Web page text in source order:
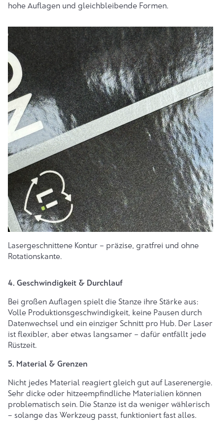
hohe Auflagen und gleichbleibende Formen.
Lasergeschnittene Kontur – präzise, gratfrei und ohne
Rotationskante.
4. Geschwindigkeit & Durchlauf
Bei großen Auflagen spielt die Stanze ihre Stärke aus:
Volle Produktionsgeschwindigkeit, keine Pausen durch
Datenwechsel und ein einziger Schnitt pro Hub. Der Laser
ist flexibler, aber etwas langsamer – dafür entfällt jede
Rüstzeit.
5. Material & Grenzen
Nicht jedes Material reagiert gleich gut auf Laserenergie.
Sehr dicke oder hitzeempfindliche Materialien können
problematisch sein. Die Stanze ist da weniger wählerisch
– solange das Werkzeug passt, funktioniert fast alles.